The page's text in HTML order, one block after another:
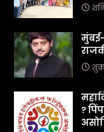
मुंबई-
?